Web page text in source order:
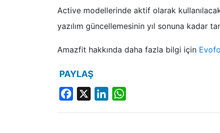
Active modellerinde aktif olarak
yazılım güncellemesinin yıl sonuna kadar
Amazfit hakkında daha fazla bilgi için
PAYLAŞ
Facebook LinkedIn